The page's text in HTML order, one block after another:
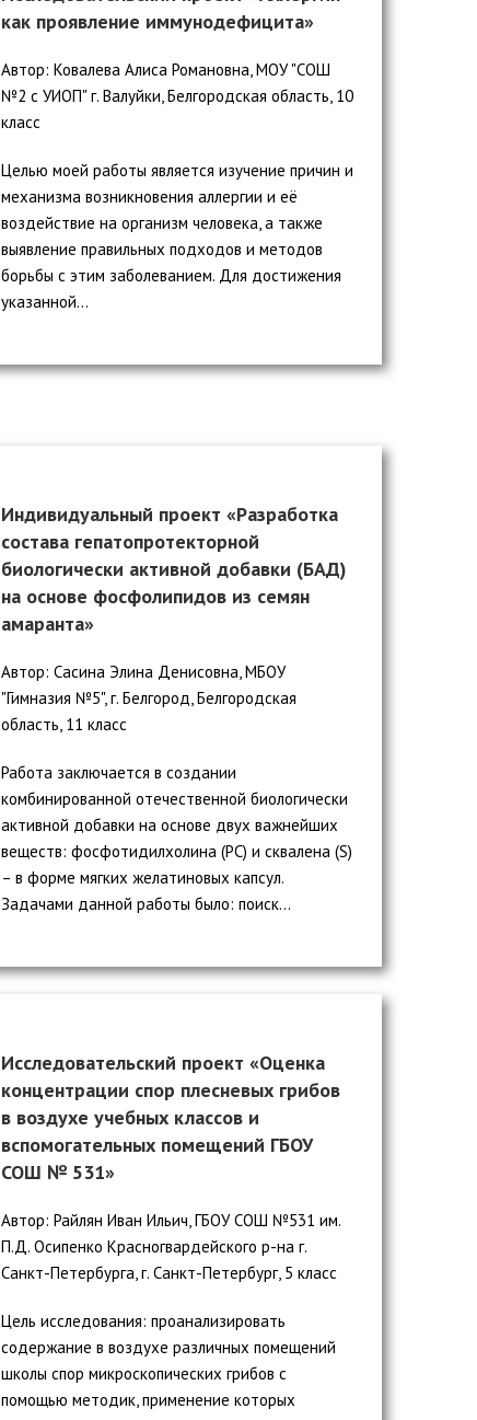
как проявление иммунодефицита»
Автор: Ковалева Алиса Романовна, МОУ "СОШ
№2 с УИОП" г. Валуйки, Белгородская область, 10
класс
Целью моей работы является изучение причин и
механизма возникновения аллергии и её
воздействие на организм человека, а также
выявление правильных подходов и методов
борьбы с этим заболеванием. Для достижения
указанной...
Индивидуальный проект «Разработка
состава гепатопротекторной
биологически активной добавки (БАД)
на основе фосфолипидов из семян
амаранта»
Автор: Сасина Элина Денисовна, МБОУ
"Гимназия №5", г. Белгород, Белгородская
область, 11 класс
Работа заключается в создании
комбинированной отечественной биологически
активной добавки на основе двух важнейших
веществ: фосфотидилхолина (РС) и сквалена (S)
– в форме мягких желатиновых капсул.
Задачами данной работы было: поиск...
Исследовательский проект «Оценка
концентрации спор плесневых грибов
в воздухе учебных классов и
вспомогательных помещений ГБОУ
СОШ № 531»
Автор: Райлян Иван Ильич, ГБОУ СОШ №531 им.
П.Д. Осипенко Красногвардейского р-на г.
Санкт-Петербурга, г. Санкт-Петербург, 5 класс
Цель исследования: проанализировать
содержание в воздухе различных помещений
школы спор микроскопических грибов с
помощью методик, применение которых